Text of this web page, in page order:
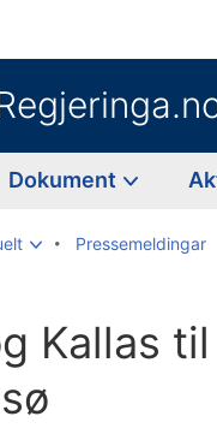
Dokument
Pressemeldingar
Kallas